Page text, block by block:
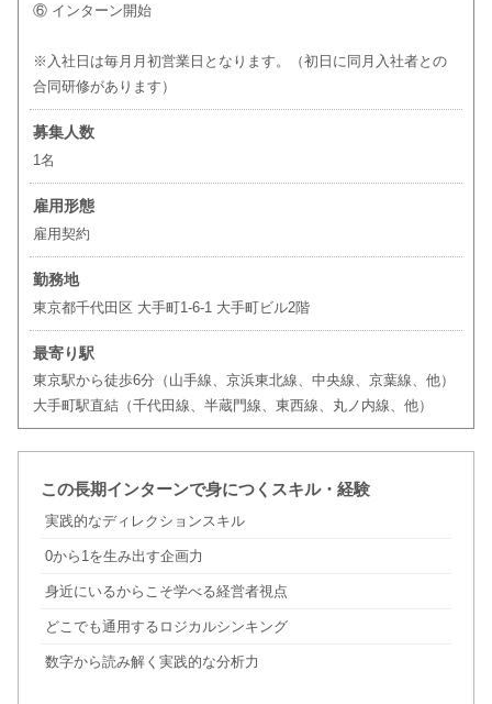
⑥ インターン開始
※入社日は毎月月初営業日となります。（初日に同月入社者との
合同研修があります）
募集人数
1名
雇用形態
雇用契約
勤務地
東京都千代田区 大手町1-6-1 大手町ビル2階
最寄り駅
東京駅から徒歩6分（山手線、京浜東北線、中央線、京葉線、他）
大手町駅直結（千代田線、半蔵門線、東西線、丸ノ内線、他）
この長期インターンで身につくスキル・経験
実践的なディレクションスキル
0から1を生み出す企画力
身近にいるからこそ学べる経営者視点
どこでも通用するロジカルシンキング
数字から読み解く実践的な分析力